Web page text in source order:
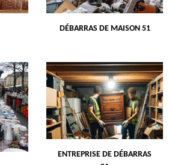
DÉBARRAS DE MAISON 51
ENTREPRISE DE DÉBARRAS